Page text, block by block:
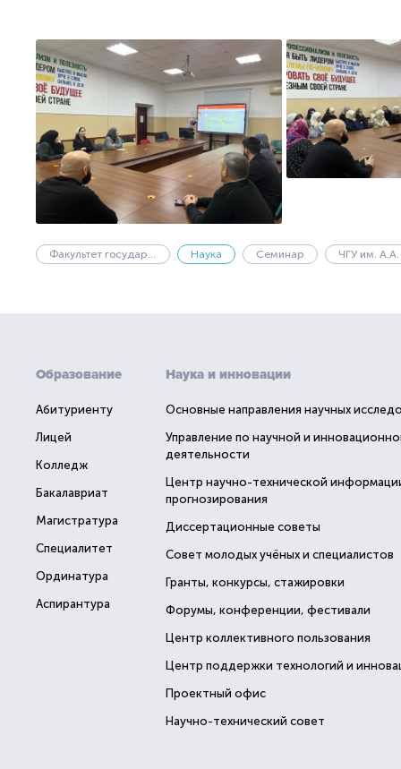
Факультет государственного управления Наука Семинар
Образование
Абитуриенту
Лицей
Колледж
Бакалавриат
Магистратура
Специалитет
Ординатура
Аспирантура
Наука и инновации
Основные направления научных
Управление по научной и
деятельности
Центр научно-технической
прогнозирования
Диссертационные советы
Совет молодых учёных и специалистов
Гранты, конкурсы, стажировки
Форумы, конференции, фестивали
Центр коллективного пользования
Центр поддержки технологий и
Проектный офис
Научно-технический совет